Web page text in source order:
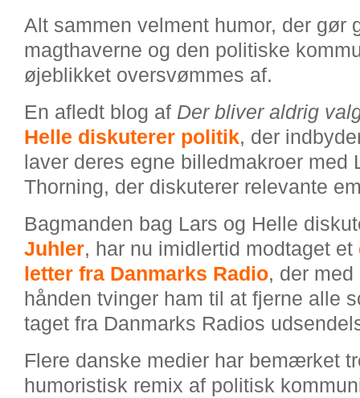
Alt sammen velment humor, der gør
magthaverne og den politiske
øjeblikket oversvømmes af.
En afledt blog af Der bliver aldrig
Helle diskuterer politik, der
laver deres egne billedmakroer med
Thorning, der diskuterer relevante
Bagmanden bag Lars og Helle
Juhler, har nu imidlertid modtaget et
letter fra Danmarks Radio, der
hånden tvinger ham til at fjerne alle
taget fra Danmarks Radios
Flere danske medier har bemærket
humoristisk remix af politisk